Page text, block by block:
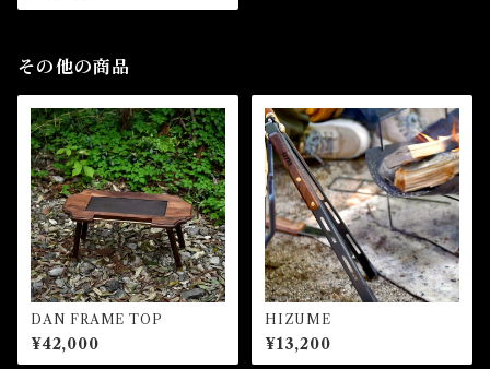
その他の商品
DAN FRAME TOP
¥42,000
HIZUME
¥13,200